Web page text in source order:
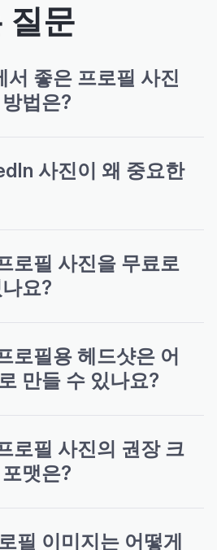
질문
서 좋은 프로필 사진
법은?
사진이 왜 중요한
로필 사진을 무료로
요?
로필용 헤드샷은 어
만들 수 있나요?
로필 사진의 권장 크
맷은?
필 이미지는 어떻게